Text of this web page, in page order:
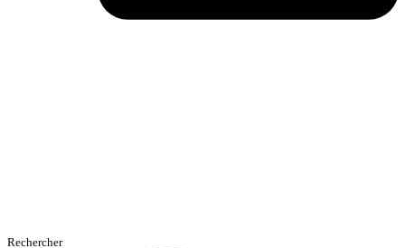
Rechercher